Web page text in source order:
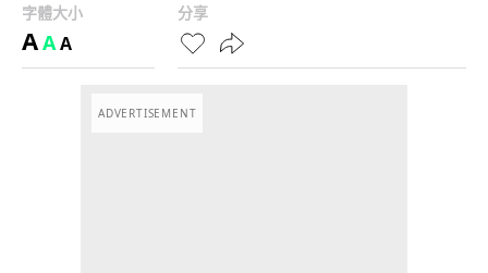
字體大小
AAA
分享
ADVERTISEMENT